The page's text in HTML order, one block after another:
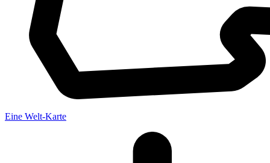
Eine Welt-Karte